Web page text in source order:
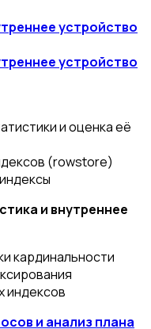
устройство
устройство
и оценка её
(rowstore)
и внутреннее
кардинальности
индексов
и анализ плана